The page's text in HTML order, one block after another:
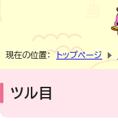
現在の位置： トップページ
ツル目